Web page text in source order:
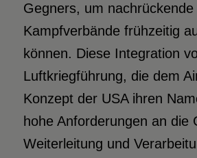
Gegners, um nachrückende
Kampfverbände frühzeitig
können. Diese Integration
Luftkriegführung, die dem
Konzept der USA ihren
hohe Anforderungen an die
Weiterleitung und